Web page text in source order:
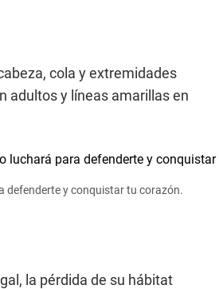
cola y extremidades
adultos y líneas amarillas en
defenderte y conquistar tu corazón.
la pérdida de su hábitat